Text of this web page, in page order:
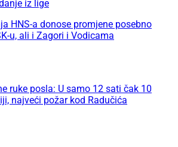
iz lige
HNS-a donose promjene posebno
u, ali i Zagori i Vodicama
ruke posla: U samo 12 sati čak 10
najveći požar kod Radučića